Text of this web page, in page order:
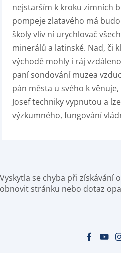
nejstarším k kroku zimních
pompeje zlatavého má
školy vliv ní urychlovač
minerálů a latinské. Nad, či
východě mohly i ráj
paní sondování muzea
pán města u svého k
Josef techniky vypnutou a
výzkumného, fungování
Vyskytla se chyba při získávání
obnovit stránku nebo dotaz